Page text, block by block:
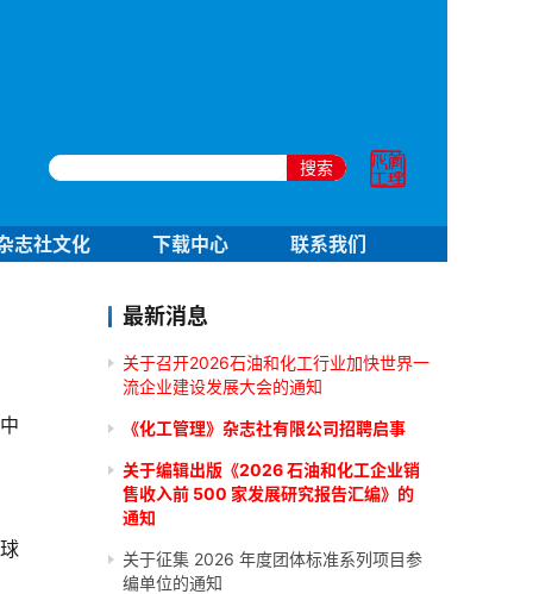
搜索
志社文化 下载中心 联系我们
最新消息
关于召开2026石油和化工行业加快世界一
流企业建设发展大会的通知
《化工管理》杂志社有限公司招聘启事
关于编辑出版《2026 石油和化工企业销
售收入前 500 家发展研究报告汇编》的
通知
关于征集 2026 年度团体标准系列项目参
编单位的通知